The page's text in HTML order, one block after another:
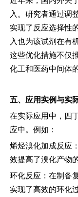
入。研究者通过调
实现了反应选择性
入也为该试剂在有
这些优化措施不仅
化工和医药中间体
五、应用实例与实
在实际应用中，四
应中。例如：
烯烃溴化加成反应
效提高了溴化产物
环化反应：在制备
实现了高效的环化